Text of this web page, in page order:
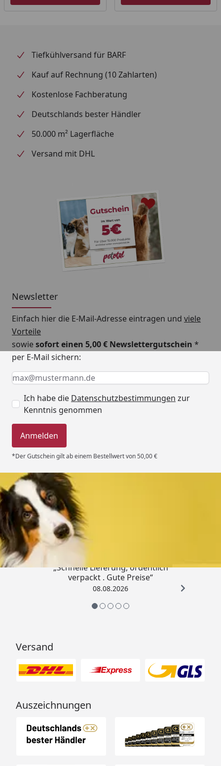
Tiefkühlversand für BARF
Kauf auf Rechnung (10 Zahlarten)
Kostenlose Fachberatung
Deutschlands bester Händler
50.000 m² Lagerfläche
Versand mit DHL
Newsletter
Einfach hier die E-Mail-Adresse eintragen und viele
Vorteile
sowiesofort einen 5,00 € Newslettergutschein *
per E-Mail sichern:
Keine Eingabe erforderlich
Eingabe erforderlich
E-Mail *
Ich habe die Datenschutzbestimmungen zur
Kenntnis genommen
Anmelden
*Der Gutschein gilt ab einem Bestellwert von 50,00 €
Trusted Shops
„Schnelle Lieferung, ordentlich
verpackt . Gute Preise“
08.08.2026
Versand
Auszeichnungen